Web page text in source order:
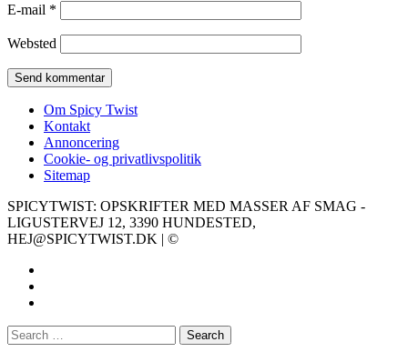
E-mail *
Websted
Om Spicy Twist
Kontakt
Annoncering
Cookie- og privatlivspolitik
Sitemap
SPICYTWIST: OPSKRIFTER MED MASSER AF SMAG -
LIGUSTERVEJ 12, 3390 HUNDESTED,
HEJ@SPICYTWIST.DK | ©